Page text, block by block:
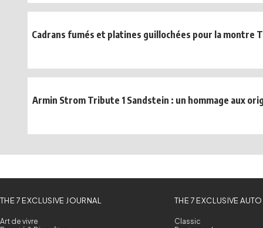
Cadrans fumés et platines guillochées pour la montre
Armin Strom Tribute 1 Sandstein : un hommage aux
THE 7 EXCLUSIVE JOURNAL
Art de vivre
THE 7 EXCLUSIVE AUTO
Classic